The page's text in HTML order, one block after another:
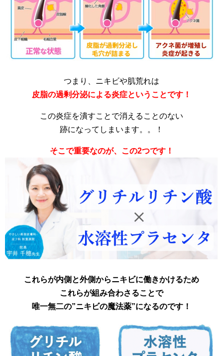
つまり、ニキビや肌荒れは
皮脂の過剰分泌による炎症ということです！
この炎症を潰すことで消えることのない
跡になってしまいます。。！
そこで重要なのが、この2つです！
これらが内側と外側からニキビに働きかけるため
これらが組み合わさることで
唯一無二の”ニキビの魔法薬”になるのです！